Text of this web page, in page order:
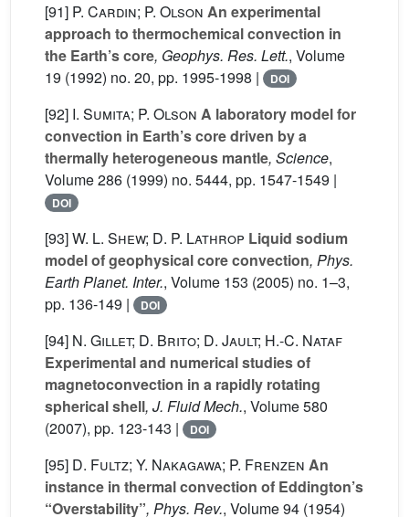
[91] P. Cardin; P. Olson An experimental
approach to thermochemical convection in
the Earth’s core, Geophys. Res. Lett., Volume
19 (1992) no. 20, pp. 1995-1998 | DOI
[92] I. Sumita; P. Olson A laboratory model for
convection in Earth’s core driven by a
thermally heterogeneous mantle, Science,
Volume 286 (1999) no. 5444, pp. 1547-1549 |
DOI
[93]W. L. Shew; D. P. Lathrop Liquid sodium
model of geophysical core convection, Phys.
Earth Planet. Inter., Volume 153 (2005) no. 1–3,
pp. 136-149 |
DOI
[94] N. Gillet; D. Brito; D. Jault; H.-C. Nataf
Experimental and numerical studies of
magnetoconvection in a rapidly rotating
spherical shell, J. Fluid Mech., Volume 580
(2007), pp. 123-143 |
DOI
[95] D. Fultz; Y. Nakagawa; P. Frenzen An
instance in thermal convection of Eddington’s
“Overstability”, Phys. Rev., Volume 94 (1954)